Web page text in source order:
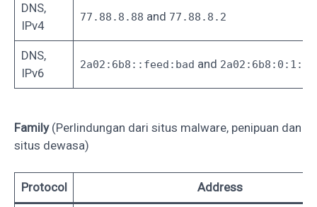
DNS,
IPv4
77.88.8.88 and 77.88.8.2
DNS,
IPv6
2a02:6b8::feed:bad and
Family (Perlindungan dari situs malware, penipuan dan
situs dewasa)
Protocol Address